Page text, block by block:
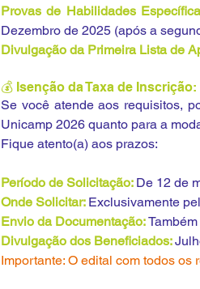
Dezembro de 2025 (após a
Divulgação da Primeira Lista de
💰 Isenção da Taxa de
Se você atende aos requisitos,
Unicamp 2026 quanto para a
Fique atento(a) aos prazos:
Período de Solicitação: De 12 de
Onde Solicitar: Exclusivamente
Envio da Documentação:
Divulgação dos Beneficiados:
Importante: O edital com todos